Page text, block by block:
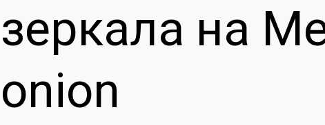
зеркала на
onion